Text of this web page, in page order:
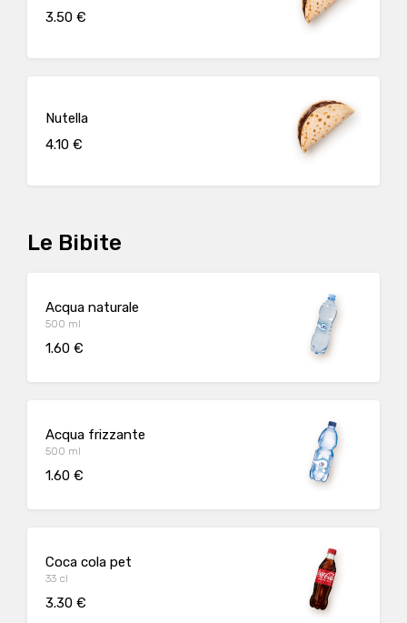
3.50 €
Nutella
4.10 €
Le Bibite
Acqua naturale
500 ml
1.60 €
Acqua frizzante
500 ml
1.60 €
Coca cola pet
33 cl
3.30 €